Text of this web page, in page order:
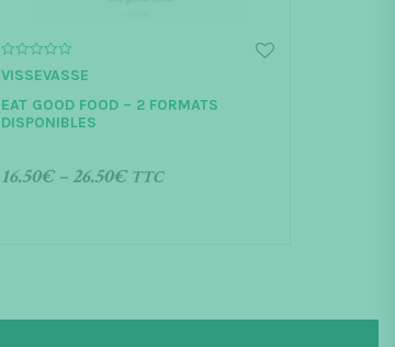
0
o
t
o
f
VISSEVASSE
EAT GOOD FOOD – 2 FORMATS
DISPONIBLES
16.50€– 26.50€ TTC